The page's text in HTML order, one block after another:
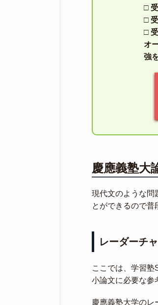
□
□
□
オ
強
慶應義塾大
現代文のような問
とができるので普
レーダーチ
ここでは、学習
小論文に必要な参
慶應義塾大学のレ